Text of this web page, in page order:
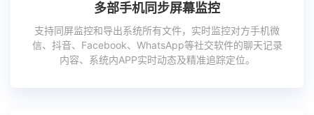
多部手机同步屏幕监控
支持同屏监控和导出系统所有文件，实时监控对方手机微
信、抖音、Facebook、WhatsApp等社交软件的聊天记录
内容、系统内APP实时动态及精准追踪定位。